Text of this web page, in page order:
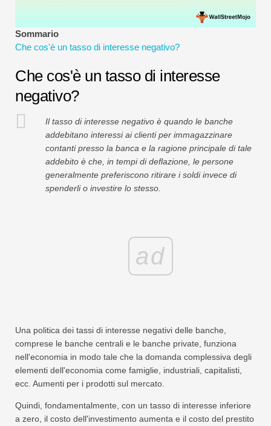
Modulo completo
Sommario
Che cos'è un tasso di interesse negativo?
Che cos'è un tasso di interesse
negativo?
Il tasso di interesse negativo è quando le banche
addebitano interessi ai clienti per immagazzinare
contanti presso la banca e la ragione principale di tale
addebito è che, in tempi di deflazione, le persone
generalmente preferiscono ritirare i soldi invece di
spenderli o investire lo stesso.
ad
Una politica dei tassi di interesse negativi delle banche,
comprese le banche centrali e le banche private, funziona
nell'economia in modo tale che la domanda complessiva degli
elementi dell'economia come famiglie, industriali, capitalisti,
ecc. Aumenti per i prodotti sul mercato.
Quindi, fondamentalmente, con un tasso di interesse inferiore
a zero, il costo dell'investimento aumenta e il costo del prestito